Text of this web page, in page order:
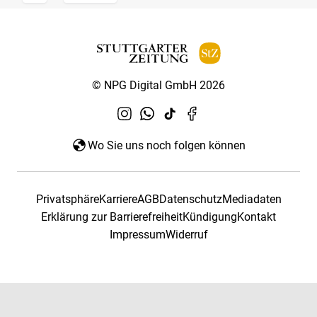
© NPG Digital GmbH 2026
Wo Sie uns noch folgen können
PrivatsphäreKarriereAGBDatenschutzMediadaten
Erklärung zur BarrierefreiheitKündigungKontakt
ImpressumWiderruf